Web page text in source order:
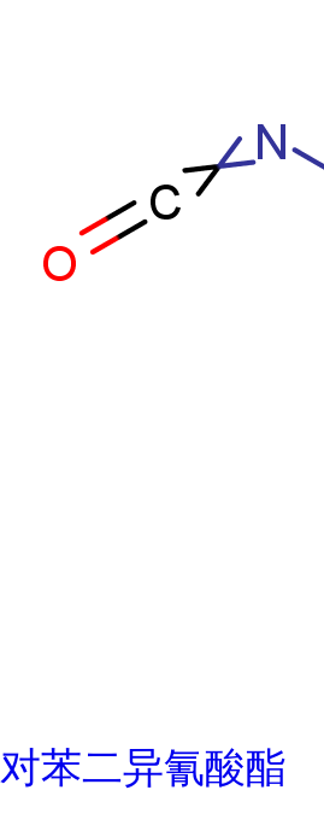
对苯二异氰酸酯